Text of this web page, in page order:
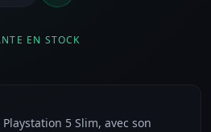
EN STOCK
5 Slim, avec son